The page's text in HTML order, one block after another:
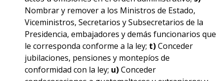
Nombrar y remover a los Ministros de Estado,
Viceministros, Secretarios y Subsecretarios de la
Presidencia, embajadores y demás funcionarios que
le corresponda conforme a la ley; t)Conceder
jubilaciones, pensiones y montepíos de
conformidad con la ley; u)Conceder